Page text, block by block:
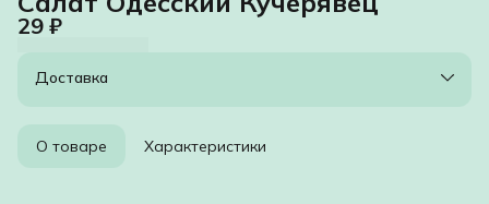
29 ₽
Доставка
О товаре Характеристики